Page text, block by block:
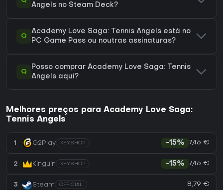
Angels no Steam Deck?
Q
Academy Love Saga: Tennis Angels está no
PC Game Pass ou noutras assinaturas?
Q
Posso comprar Academy Love Saga: Tennis
Angels aqui?
Melhores preços para Academy Love Saga:
Tennis Angels
1 G2Play KEYSHOP -15% 7,46 €
2 Kinguin KEYSHOP -15% 7,46 €
3 Steam OFFICIAL 8,79 €